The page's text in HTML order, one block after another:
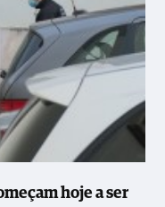
hoje a ser